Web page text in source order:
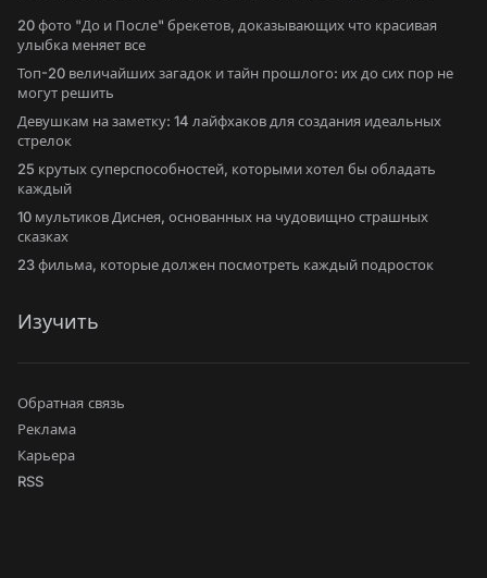
20 фото "До и После" брекетов, доказывающих что красивая
улыбка меняет все
Топ-20 величайших загадок и тайн прошлого: их до сих пор не
могут решить
Девушкам на заметку: 14 лайфхаков для создания идеальных
стрелок
25 крутых суперспособностей, которыми хотел бы обладать
каждый
10 мультиков Диснея, основанных на чудовищно страшных
сказках
23 фильма, которые должен посмотреть каждый подросток
Изучить
Обратная связь
Реклама
Карьера
RSS